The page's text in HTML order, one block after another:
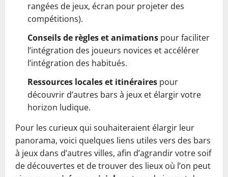
rangées de jeux, écran pour projeter des
compétitions).
Conseils de règles et animations pour faciliter
l’intégration des joueurs novices et accélérer
l’intégration des habitués.
Ressources locales et itinéraires pour
découvrir d’autres bars à jeux et élargir votre
horizon ludique.
Pour les curieux qui souhaiteraient élargir leur
panorama, voici quelques liens utiles vers des bars
à jeux dans d’autres villes, afin d’agrandir votre soif
de découvertes et de trouver des lieux où l’on peut